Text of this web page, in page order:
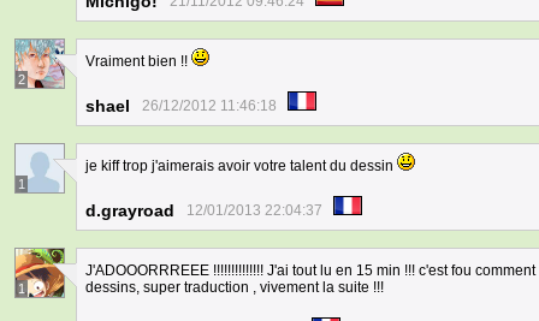
2
Vraiment bien !!
shael 26/12/2012 11:46:18
1
je kiff trop j'aimerais avoir votre talent du dessin
d.grayroad 12/01/2013 22:04:37
1
J'ADOOORRREEE !!!!!!!!!!!!!! J'ai tout lu en 15 min !!! c'est fou
dessins, super traduction , vivement la suite !!!